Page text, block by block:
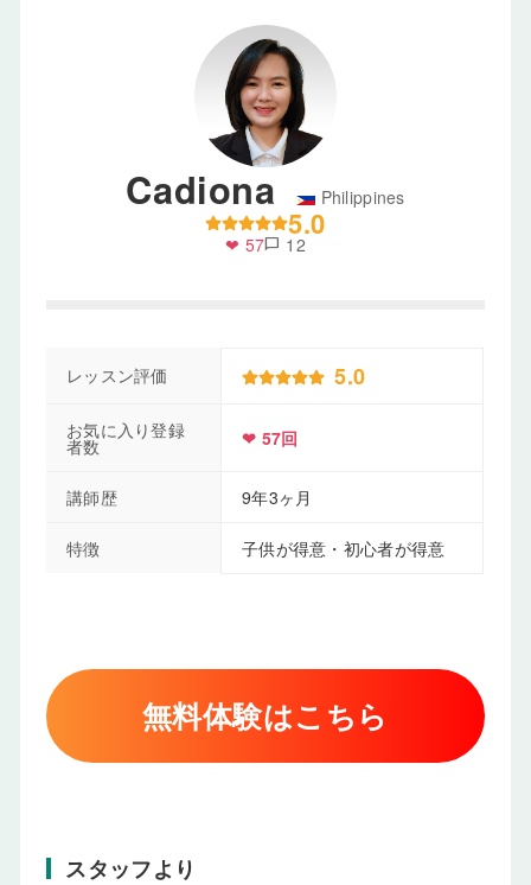
Cadiona Philippines
5.0
❤ 57chat_bubble 12
レッスン評価 5.0
お気に入り登録
者数 ❤ 57回
講師歴 9年3ヶ月
特徴 子供が得意・初心者が得意
無料体験はこちら
スタッフより